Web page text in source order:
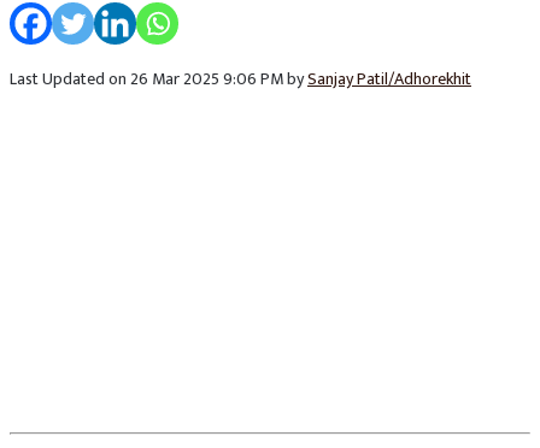
Last Updated on 26 Mar 2025 9:06 PM bySanjay Patil/Adhorekhit